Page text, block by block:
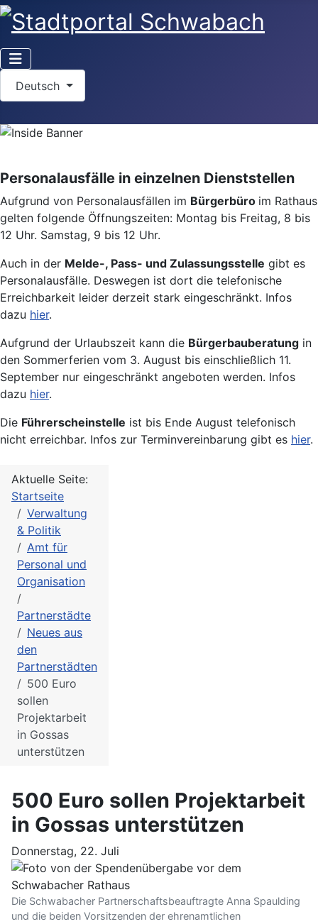
Deutsch
Personalausfälle in einzelnen Dienststellen
Aufgrund von Personalausfällen im Bürgerbüro im Rathaus
gelten folgende Öffnungszeiten: Montag bis Freitag, 8 bis
12 Uhr. Samstag, 9 bis 12 Uhr.
Auch in der Melde-, Pass- und Zulassungsstelle gibt es
Personalausfälle. Deswegen ist dort die telefonische
Erreichbarkeit leider derzeit stark eingeschränkt. Infos
dazu hier.
Aufgrund der Urlaubszeit kann die Bürgerbauberatung in
den Sommerferien vom 3. August bis einschließlich 11.
September nur eingeschränkt angeboten werden. Infos
dazu hier.
Die Führerscheinstelle ist bis Ende August telefonisch
nicht erreichbar. Infos zur Terminvereinbarung gibt es hier.
Aktuelle Seite:
Startseite
Verwaltung
& Politik
Amt für
Personal und
Organisation
Partnerstädte
Neues aus
den
Partnerstädten
500 Euro
sollen
Projektarbeit
in Gossas
unterstützen
500 Euro sollen Projektarbeit
in Gossas unterstützen
Donnerstag, 22. Juli
Die Schwabacher Partnerschaftsbeauftragte Anna Spaulding
und die beiden Vorsitzenden der ehrenamtlichen